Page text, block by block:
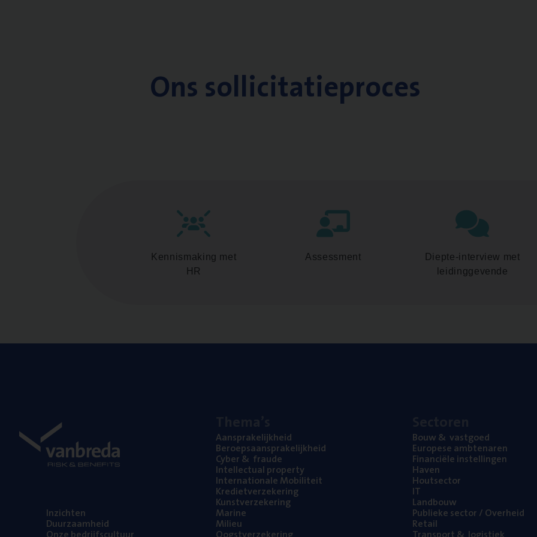
Ons sollicitatieproces
Kennismaking met
HR
Assessment
Diepte-interview met
leidinggevende
Inzich­ten
Duur­zaam­heid
Aan­spra­ke­lijk­heid
Beroeps­aan­spra­ke­lijk­heid
Cyber& fraude
Intel­lec­tu­al property
Inter­na­ti­o­na­le Mobiliteit
Kre­diet­ver­ze­ke­ring
Kunst­ver­ze­ke­ring
Mari­ne
Mili­eu
Bouw& vastgoed
Euro­pe­se ambtenaren
Finan­ci­ë­le instellingen
Haven
Hout­sec­tor
IT
Land­bouw
Publie­ke sec­tor / Overheid
Retail